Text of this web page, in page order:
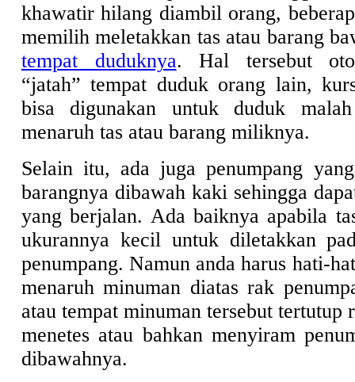
khawatir hilang diambil orang,
memilih meletakkan tas atau barang
tempat duduknya. Hal tersebut
“jatah” tempat duduk orang lain,
bisa digunakan untuk duduk
menaruh tas atau barang miliknya.
Selain itu, ada juga penumpang
barangnya dibawah kaki sehingga
yang berjalan. Ada baiknya apabila
ukurannya kecil untuk diletakkan
penumpang. Namun anda harus hati-
menaruh minuman diatas rak
atau tempat minuman tersebut tertutup
menetes atau bahkan menyiram
dibawahnya.